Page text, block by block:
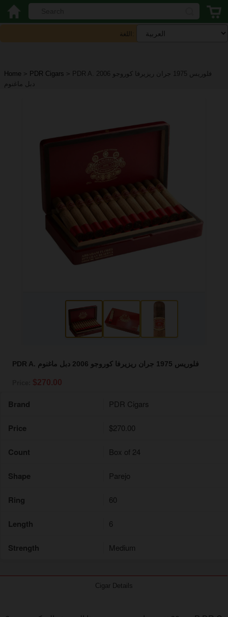
اللغة:
Home > PDR Cigars > PDR A. فلوريس 1975 جران ريزيرفا كوروجو 2006
دبل ماغنوم
PDR A. فلوريس 1975 جران ريزيرفا كوروجو 2006 دبل ماغنوم
$270.00
Brand PDR Cigars
Price $270.00
Count Box of 24
Shape Parejo
Ring 60
Length 6
Strength Medium
Cigar Details